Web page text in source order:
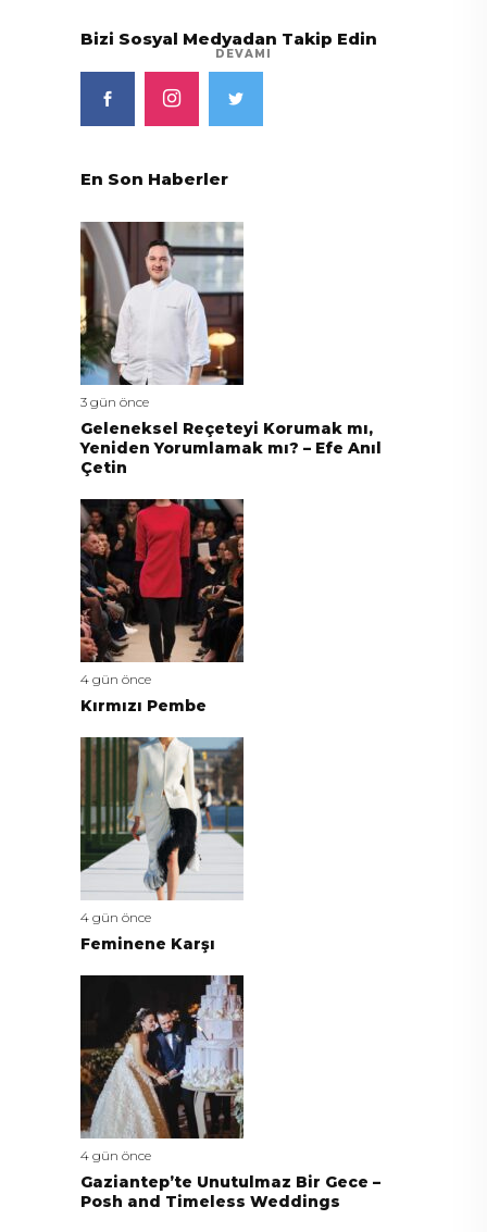
DEVAMI
Bizi Sosyal Medyadan Takip Edin
En Son Haberler
3 gün önce
Geleneksel Reçeteyi Korumak mı,
Yeniden Yorumlamak mı? – Efe Anıl
Çetin
4 gün önce
Kırmızı Pembe
4 gün önce
Feminene Karşı
4 gün önce
Gaziantep’te Unutulmaz Bir Gece –
Posh and Timeless Weddings